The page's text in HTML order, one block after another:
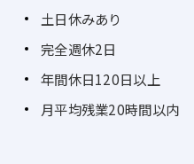
土日休みあり
完全週休2日
年間休日120日以上
月平均残業20時間以内